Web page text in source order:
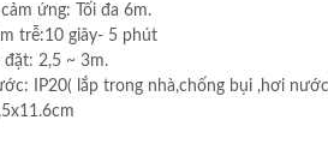
ứng: Tối đa 6m.
trễ:10 giây- 5 phút
đặt: 2,5 ~ 3m.
IP20( lắp trong nhà,chống bụi ,hơi